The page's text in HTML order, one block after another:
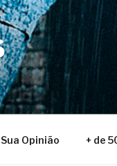
Sua Opinião + de